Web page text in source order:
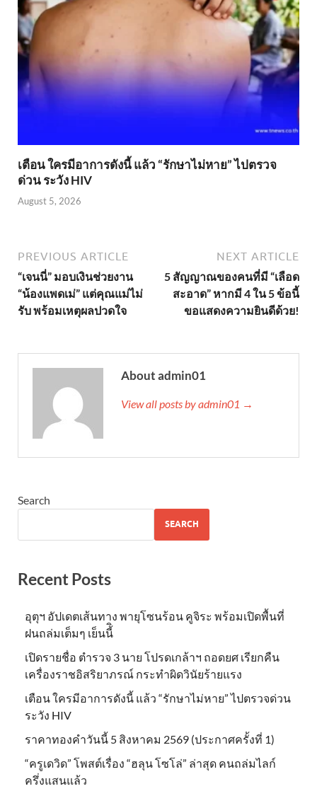
เตือน ใครมีอาการดังนี้ แล้ว “รักษาไม่หาย” ไปตรวจ
ด่วน ระวัง HIV
August 5, 2026
PREVIOUS ARTICLE
“เจนนี่” มอบเงินช่วยงาน
“น้องแพดเม่” แต่คุณแม่ไม่
รับ พร้อมเหตุผลปวดใจ
NEXT ARTICLE
5 สัญญาณของคนที่มี “เลือด
สะอาด” หากมี 4 ใน 5 ข้อนี้
ขอแสดงความยินดีด้วย!
About admin01
View all posts by admin01 →
Search
SEARCH
Recent Posts
อุตุฯ อัปเดตเส้นทาง พายุโซนร้อน คูจิระ พร้อมเปิดพื้นที่
ฝนถล่มเต็มๆ เย็นนี้ิ
เปิดรายชื่อ ตำรวจ 3 นาย โปรดเกล้าฯ ถอดยศ เรียกคืน
เครื่องราชอิสริยาภรณ์ กระทำผิดวินัยร้ายแรง
เตือน ใครมีอาการดังนี้ แล้ว “รักษาไม่หาย” ไปตรวจด่วน
ระวัง HIV
ราคาทองคำวันนี้ 5 สิงหาคม 2569 (ประกาศครั้งที่ 1)
“ครูเดวิด” โพสต์เรื่อง “ฮลุน โซโล่” ล่าสุด คนถล่มไลก์
ครึ่งแสนแล้ว